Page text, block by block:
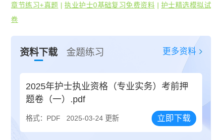
章节练习+真题 |执业护士0基础复习免费资料 | 护士精选模拟试
卷
资料下载 金题练习 更多资料
2025年护士执业资格（专业实务）考前押
题卷（一）.pdf
格式：PDF 2025-03-24 更新 立即下载